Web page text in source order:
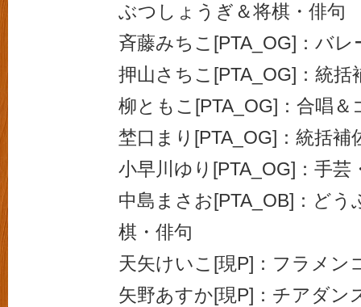
ぶつしょうぎ＆将棋・俳句
斉藤みちこ[PTA_OG]：バレ
押山さちこ[PTA_OG]：統括
柳ともこ[PTA_OG]：合唱＆
埜口まり[PTA_OG]：統括補
小早川ゆり[PTA_OG]：手芸
中島まさお[PTA_OB]：ど
棋・俳句
天矢けいこ[現P]：フラメン
矢野あすか[現P]：チアダン